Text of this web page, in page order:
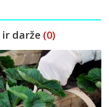
skubėjimą. Viena tokių
darže (0)